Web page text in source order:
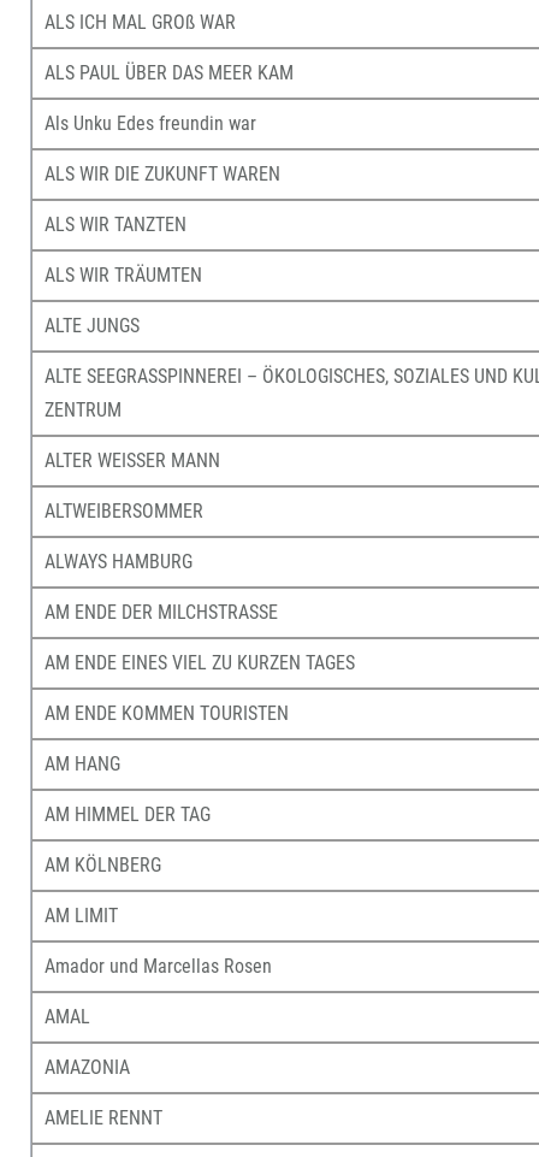
ALS ICH MAL GROß WAR
ALS PAUL ÜBER DAS MEER KAM
Als Unku Edes freundin war
ALS WIR DIE ZUKUNFT WAREN
ALS WIR TANZTEN
ALS WIR TRÄUMTEN
ALTE JUNGS
ALTE SEEGRASSPINNEREI – ÖKOLOGISCHES, SOZIALES UND
ZENTRUM
ALTER WEISSER MANN
ALTWEIBERSOMMER
ALWAYS HAMBURG
AM ENDE DER MILCHSTRASSE
AM ENDE EINES VIEL ZU KURZEN TAGES
AM ENDE KOMMEN TOURISTEN
AM HANG
AM HIMMEL DER TAG
AM KÖLNBERG
AM LIMIT
Amador und Marcellas Rosen
AMAL
AMAZONIA
AMELIE RENNT